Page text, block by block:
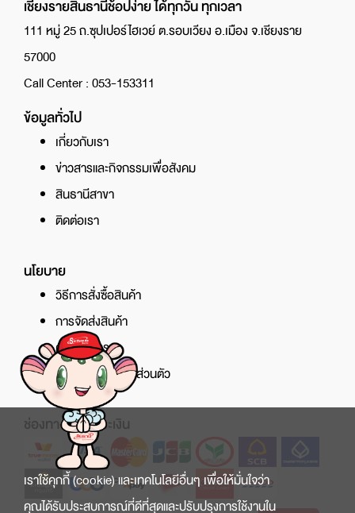
เชียงรายสินธานีช้อปง่าย ได้ทุกวัน ทุกเวลา
111 หมู่ 25 ถ.ซุปเปอร์ไฮเวย์ ต.รอบเวียง อ.เมือง จ.เชียงราย
57000
Call Center : 053-153311
ข้อมูลทั่วไป
เกี่ยวกับเรา
ข่าวสารและกิจกรรมเพื่อสังคม
สินธานีสาขา
ติดต่อเรา
นโยบาย
วิธีการสั่งซื้อสินค้า
การจัดส่งสินค้า
ศูนย์บริการ
นโยบายความเป็นส่วนตัว
ช่องทางการชำระเงิน
เราใช้คุกกี้ (cookie) และเทคโนโลยีอื่นๆ เพื่อให้มั่นใจว่า
คุณได้รับประสบการณ์ที่ดีที่สุดและปรับปรุงการใช้งานใน